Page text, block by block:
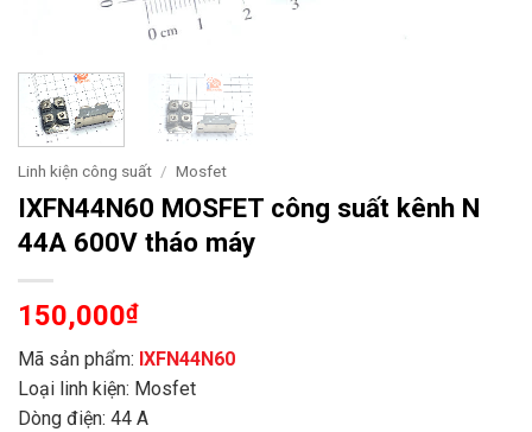
Linh kiện công suất / Mosfet
IXFN44N60 MOSFET công suất kênh N
44A 600V tháo máy
150,000₫
Mã sản phẩm: IXFN44N60
Loại linh kiện: Mosfet
Dòng điện: 44 A